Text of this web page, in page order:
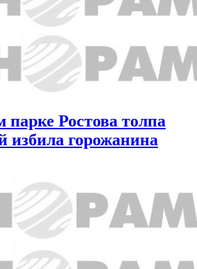
Ростова толпа
избила горожанина